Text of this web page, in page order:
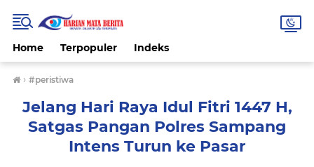
Home Terpopuler Indeks
› #peristiwa
Jelang Hari Raya Idul Fitri 1447 H,
Satgas Pangan Polres Sampang
Intens Turun ke Pasar